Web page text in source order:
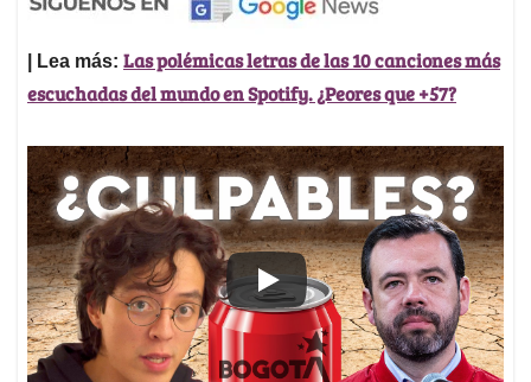
| Lea más: Las polémicas letras de las 10 canciones más
escuchadas del mundo en Spotify. ¿Peores que +57?